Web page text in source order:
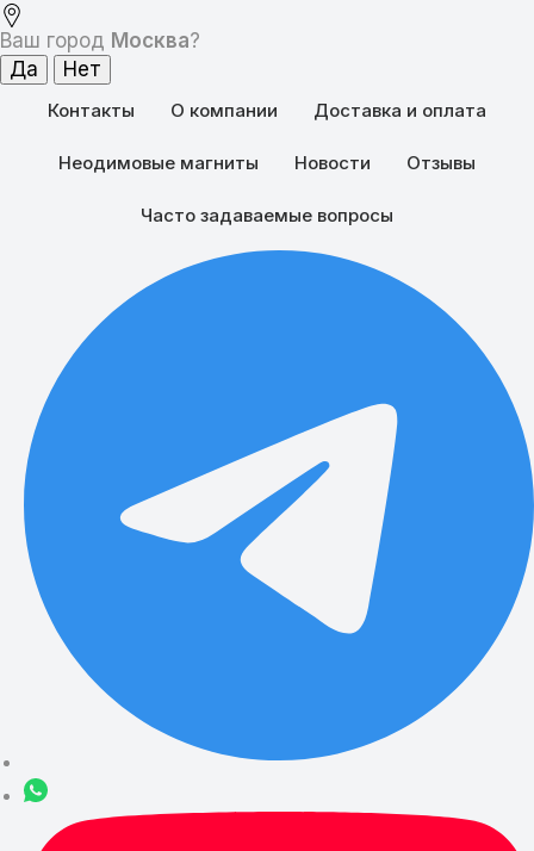
Ваш город Москва?
Контакты О компании Доставка и оплата
Неодимовые магниты Новости Отзывы
Часто задаваемые вопросы